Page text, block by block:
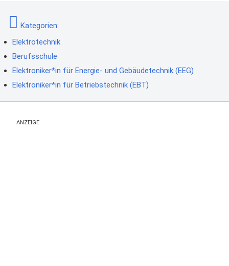
Kategorien:
Elektrotechnik
Berufsschule
Elektroniker*in für Energie- und Gebäudetechnik (EEG)
Elektroniker*in für Betriebstechnik (EBT)
ANZEIGE